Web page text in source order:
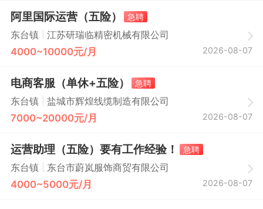
阿里国际运营（五险）
急聘
东台镇
江苏研瑞临精密机械有限公司
4000~10000元/月 2026-08-07
电商客服（单休+五险）
急聘
东台镇
盐城市辉煌线缆制造有限公司
7000~20000元/月 2026-08-07
运营助理（五险）要有工作经验！
急聘
东台镇
东台市蔚岚服饰商贸有限公司
4000~5000元/月 2026-08-07